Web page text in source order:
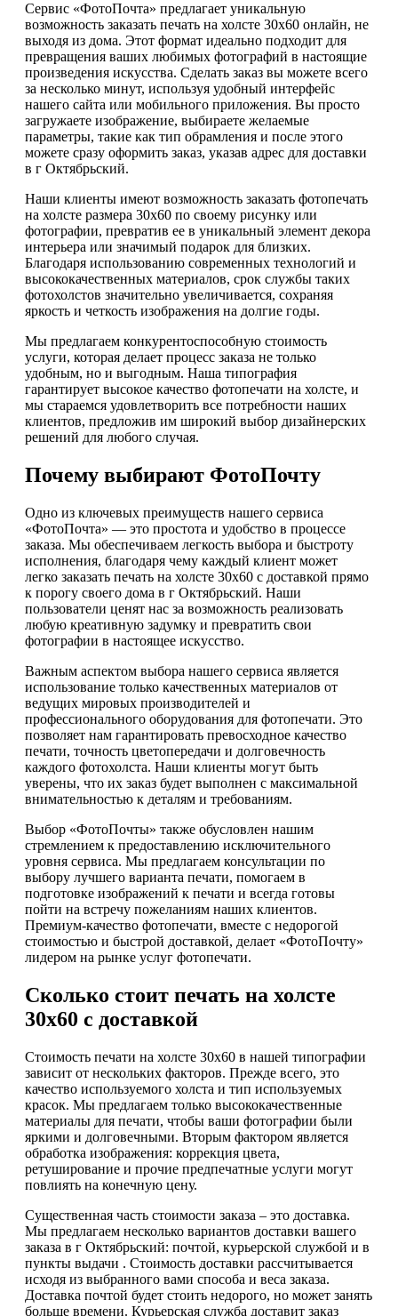
Сервис «ФотоПочта» предлагает уникальную
возможность заказать печать на холсте 30х60 онлайн, не
выходя из дома. Этот формат идеально подходит для
превращения ваших любимых фотографий в настоящие
произведения искусства. Сделать заказ вы можете всего
за несколько минут, используя удобный интерфейс
нашего сайта или мобильного приложения. Вы просто
загружаете изображение, выбираете желаемые
параметры, такие как тип обрамления и после этого
можете сразу оформить заказ, указав адрес для доставки
в г Октябрьский.
Наши клиенты имеют возможность заказать фотопечать
на холсте размера 30х60 по своему рисунку или
фотографии, превратив ее в уникальный элемент декора
интерьера или значимый подарок для близких.
Благодаря использованию современных технологий и
высококачественных материалов, срок службы таких
фотохолстов значительно увеличивается, сохраняя
яркость и четкость изображения на долгие годы.
Мы предлагаем конкурентоспособную стоимость
услуги, которая делает процесс заказа не только
удобным, но и выгодным. Наша типография
гарантирует высокое качество фотопечати на холсте, и
мы стараемся удовлетворить все потребности наших
клиентов, предложив им широкий выбор дизайнерских
решений для любого случая.
Почему выбирают ФотоПочту
Одно из ключевых преимуществ нашего сервиса
«ФотоПочта» — это простота и удобство в процессе
заказа. Мы обеспечиваем легкость выбора и быстроту
исполнения, благодаря чему каждый клиент может
легко заказать печать на холсте 30х60 с доставкой прямо
к порогу своего дома в г Октябрьский. Наши
пользователи ценят нас за возможность реализовать
любую креативную задумку и превратить свои
фотографии в настоящее искусство.
Важным аспектом выбора нашего сервиса является
использование только качественных материалов от
ведущих мировых производителей и
профессионального оборудования для фотопечати. Это
позволяет нам гарантировать превосходное качество
печати, точность цветопередачи и долговечность
каждого фотохолста. Наши клиенты могут быть
уверены, что их заказ будет выполнен с максимальной
внимательностью к деталям и требованиям.
Выбор «ФотоПочты» также обусловлен нашим
стремлением к предоставлению исключительного
уровня сервиса. Мы предлагаем консультации по
выбору лучшего варианта печати, помогаем в
подготовке изображений к печати и всегда готовы
пойти на встречу пожеланиям наших клиентов.
Премиум-качество фотопечати, вместе с недорогой
стоимостью и быстрой доставкой, делает «ФотоПочту»
лидером на рынке услуг фотопечати.
Сколько стоит печать на холсте
30х60 с доставкой
Стоимость печати на холсте 30х60 в нашей типографии
зависит от нескольких факторов. Прежде всего, это
качество используемого холста и тип используемых
красок. Мы предлагаем только высококачественные
материалы для печати, чтобы ваши фотографии были
яркими и долговечными. Вторым фактором является
обработка изображения: коррекция цвета,
ретуширование и прочие предпечатные услуги могут
повлиять на конечную цену.
Существенная часть стоимости заказа – это доставка.
Мы предлагаем несколько вариантов доставки вашего
заказа в г Октябрьский: почтой, курьерской службой и в
пункты выдачи . Стоимость доставки рассчитывается
исходя из выбранного вами способа и веса заказа.
Доставка почтой будет стоить недорого, но может занять
больше времени. Курьерская служба доставит заказ